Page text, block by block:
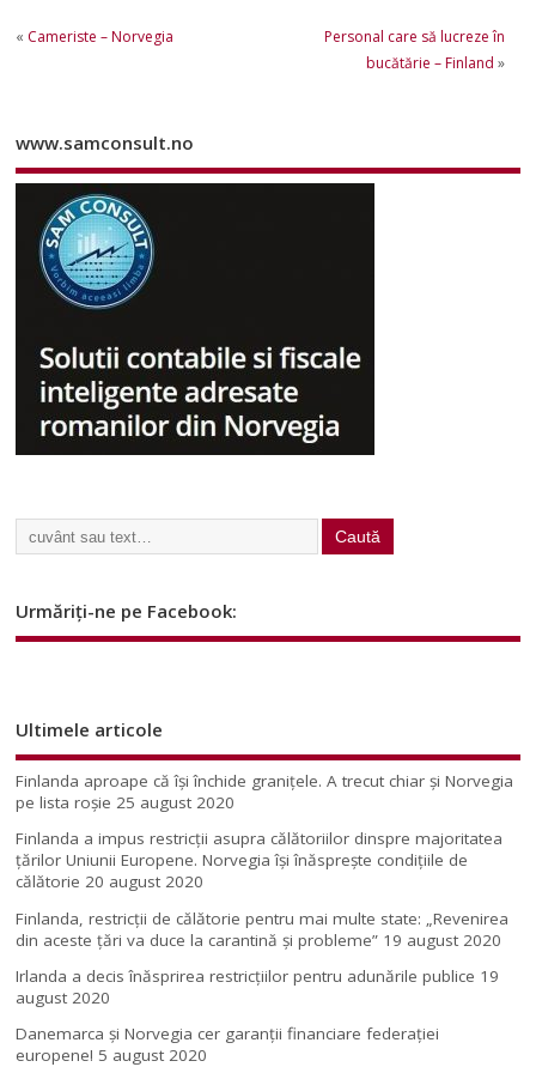
« Cameriste – Norvegia
Personal care să lucreze în
bucătărie – Finland »
www.samconsult.no
Urmăriți-ne pe Facebook:
Ultimele articole
Finlanda aproape că își închide granițele. A trecut chiar și Norvegia
pe lista roșie 25 august 2020
Finlanda a impus restricţii asupra călătoriilor dinspre majoritatea
ţărilor Uniunii Europene. Norvegia își înăsprește condițiile de
călătorie 20 august 2020
Finlanda, restricţii de călătorie pentru mai multe state: „Revenirea
din aceste ţări va duce la carantină şi probleme” 19 august 2020
Irlanda a decis înăsprirea restricțiilor pentru adunările publice 19
august 2020
Danemarca și Norvegia cer garanții financiare federației
europene! 5 august 2020